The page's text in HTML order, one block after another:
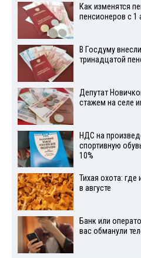
Как изменятся
пенсионеров с 1
В Госдуму
тринадцатой
Депутат
стажем на селе
НДС на
спортивную
10%
Тихая охота: где
в августе
Банк или
вас обманули